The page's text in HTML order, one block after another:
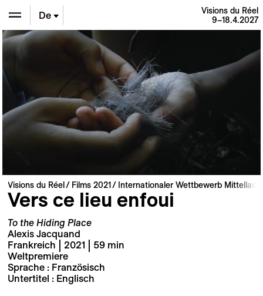
En
De
Visions du Réel
9–18.4.2027
Visions du Réel Films 2021 Internationaler Wettbewerb
Vers ce lieu enfoui
To the Hiding Place
Alexis Jacquand
Frankreich | 2021 | 59 min
Weltpremiere
Sprache : Französisch
Untertitel : Englisch